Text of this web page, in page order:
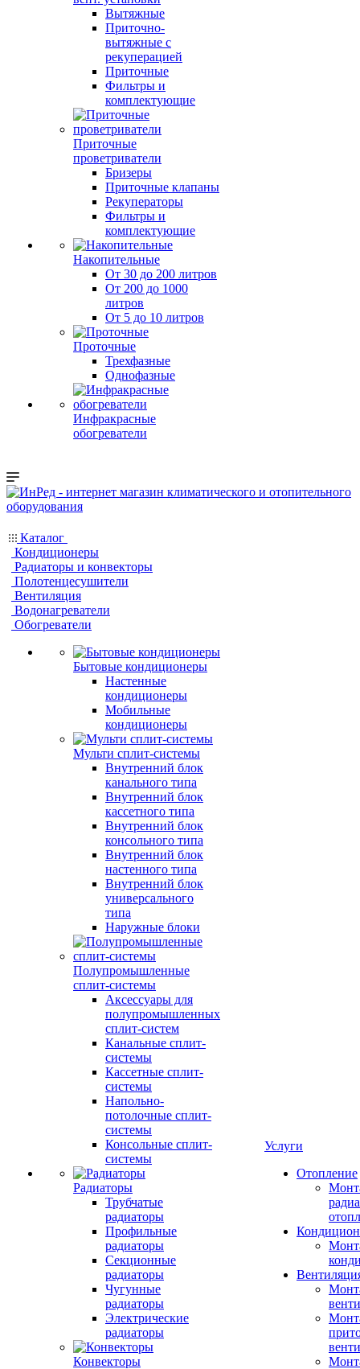
Вытяжные
Приточно-
вытяжные с
рекуперацией
Приточные
Фильтры и
комплектующие
Приточные
проветриватели
Бризеры
Приточные клапаны
Рекуператоры
Фильтры и
комплектующие
Накопительные
От 30 до 200 литров
От 200 до 1000
литров
От 5 до 10 литров
Проточные
Трехфазные
Однофазные
Инфракрасные
обогреватели
Каталог
Кондиционеры
Радиаторы и конвекторы
Полотенцесушители
Вентиляция
Водонагреватели
Обогреватели
Бытовые кондиционеры
Настенные
кондиционеры
Мобильные
кондиционеры
Мульти сплит-системы
Внутренний блок
канального типа
Внутренний блок
кассетного типа
Внутренний блок
консольного типа
Внутренний блок
настенного типа
Внутренний блок
универсального
типа
Наружные блоки
Полупромышленные
сплит-системы
Аксессуары для
полупромышленных
сплит-систем
Канальные сплит-
системы
Кассетные сплит-
системы
Напольно-
потолочные сплит-
системы
Консольные сплит-
системы
Радиаторы
Трубчатые
радиаторы
Профильные
радиаторы
Секционные
радиаторы
Чугунные
радиаторы
Электрические
радиаторы
Конвекторы
Услуги
Отопление